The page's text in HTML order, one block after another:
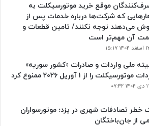
موقع خرید موتورسیکلت به
که شرکت‌ها درباره خدمات پس از
می‌دهند توجه نکنند/ تامین قطعات و
آن مهم‌تر است
۱۵:۱۷
ملی واردات و صادرات «کشور سوریه»
موتورسیکلت را از ۱ آوریل ۲۰۲۶ ممنوع کرد
۱۱ دی ۱۴۰۴ ۰۷:۳۲
خطر تصادفات شهری در یزد؛ موتورسواران
از جان‌باختگان